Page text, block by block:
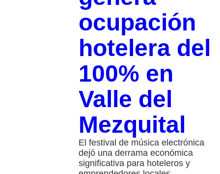
ocupación
hotelera del
100% en
Valle del
Mezquital
El festival de música electrónica
dejó una derrama económica
significativa para hoteleros y